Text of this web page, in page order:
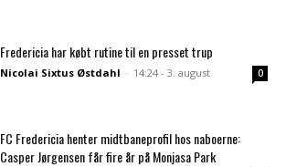
Fredericia har købt rutine til en presset trup
Nicolai Sixtus Østdahl - 14:24 - 3. august 0
FC Fredericia henter midtbaneprofil hos naboerne:
Casper Jørgensen får fire år på Monjasa Park